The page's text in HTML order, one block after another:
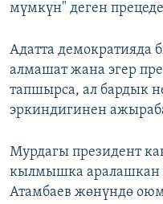
мүмкүн" деген
Адатта демократияда
алмашат жана эгер
тапшырса, ал бардык
эркиндигинен
Мурдагы президент
кылмышка аралашкан
Атамбаев жөнүндө